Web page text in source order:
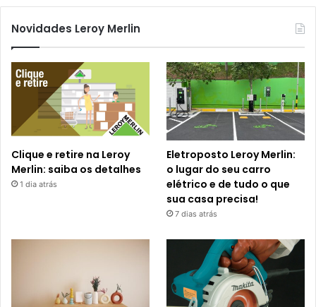
Novidades Leroy Merlin
Clique e retire na Leroy
Merlin: saiba os detalhes
1 dia atrás
Eletroposto Leroy Merlin:
o lugar do seu carro
elétrico e de tudo o que
sua casa precisa!
7 dias atrás